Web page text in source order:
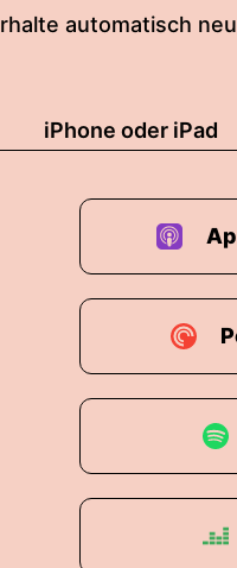
automatisch
iPhone oder iPad